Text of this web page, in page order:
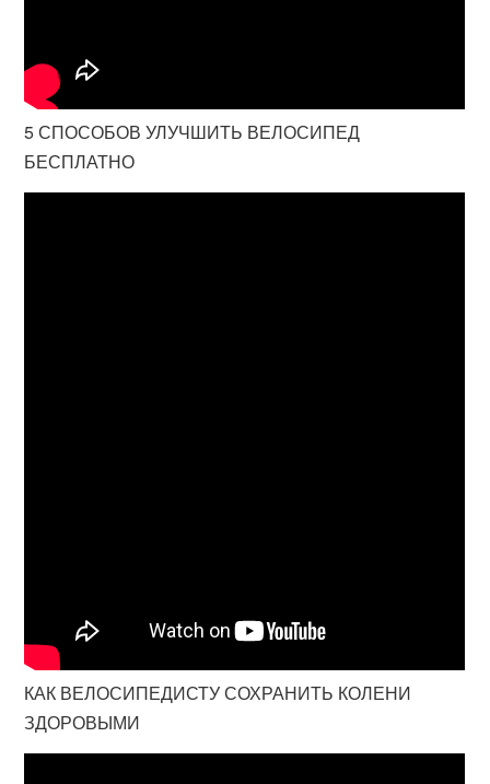
5 СПОСОБОВ УЛУЧШИТЬ ВЕЛОСИПЕД
БЕСПЛАТНО
КАК ВЕЛОСИПЕДИСТУ СОХРАНИТЬ КОЛЕНИ
ЗДОРОВЫМИ